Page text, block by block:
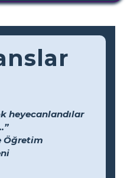
heyecanlandılar
Öğretim